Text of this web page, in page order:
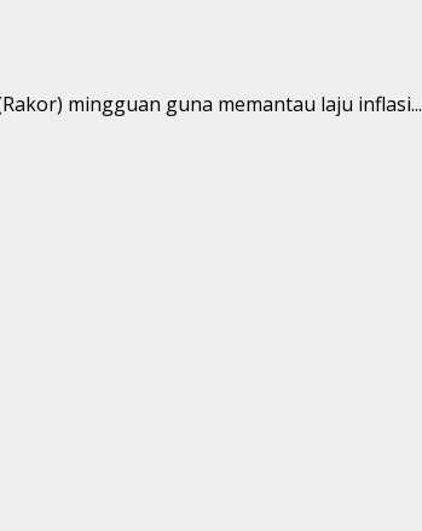
mingguan guna memantau laju inflasi...